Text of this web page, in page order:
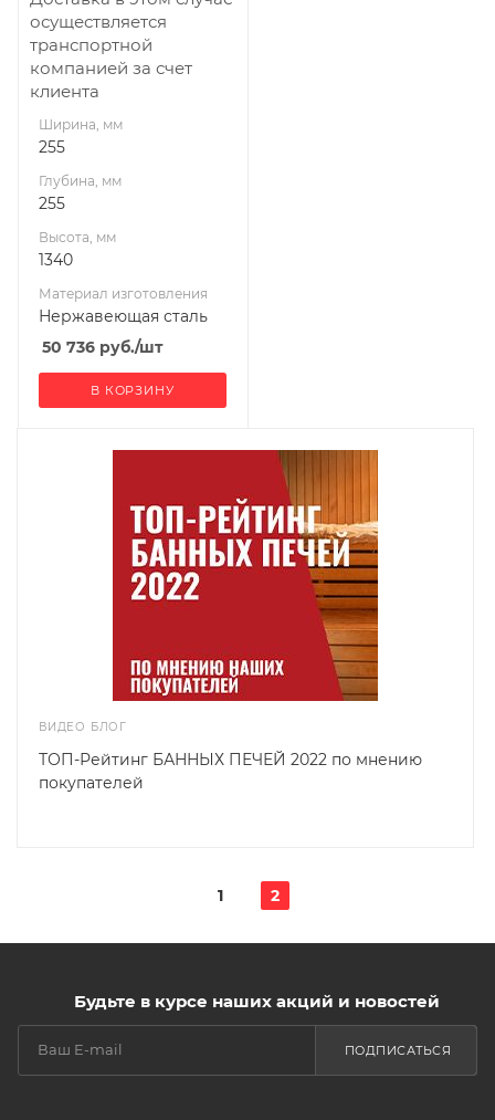
1340x255x255
Мощность, кВт
6
осуществляется
транспортной
компанией за счет
клиента
Ширина, мм
255
Глубина, мм
255
Высота, мм
1340
Материал изготовления
Нержавеющая сталь
50 736 руб./шт
В КОРЗИНУ
ВИДЕО БЛОГ
ТОП-Рейтинг БАННЫХ ПЕЧЕЙ 2022 по мнению
покупателей
1 2
Будьте в курсе наших акций и новостей
ПОДПИСАТЬСЯ